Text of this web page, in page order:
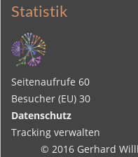
Statistik
Seitenaufrufe 60
Besucher (EU) 30
Datenschutz
Tracking verwalten
© 2016 Gerhard